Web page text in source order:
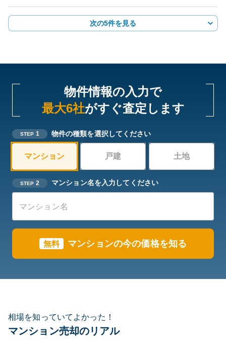
次の5件を見る
物件情報の入力で
最大6社がすぐ査定します
STEP 1 物件の種類を選択してください
マンション 戸建 土地
STEP 2 マンション名を入力してください
無料 マンションの今の価格を知る
相場を知っていてよかった！
マンション売却のリアル